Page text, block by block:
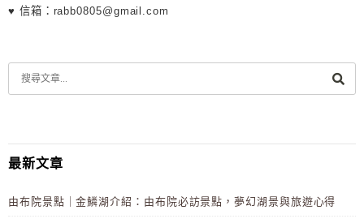
♥ 信箱：rabb0805@gmail.com
最新文章
由布院景點｜金鱗湖介紹：由布院必訪景點，夢幻湖景與旅遊心得